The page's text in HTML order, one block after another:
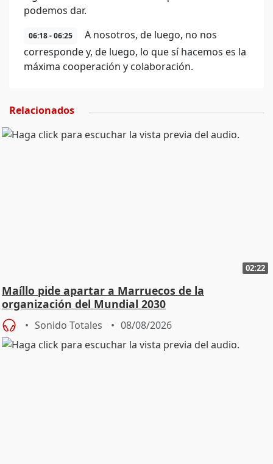
podemos dar.
06:18 - 06:25
A nosotros, de luego, no nos
corresponde y, de luego, lo que sí hacemos es la
máxima cooperación y colaboración.
Relacionados
02:22
Maíllo pide apartar a Marruecos de la
organización del Mundial 2030
Sonido Totales 08/08/2026